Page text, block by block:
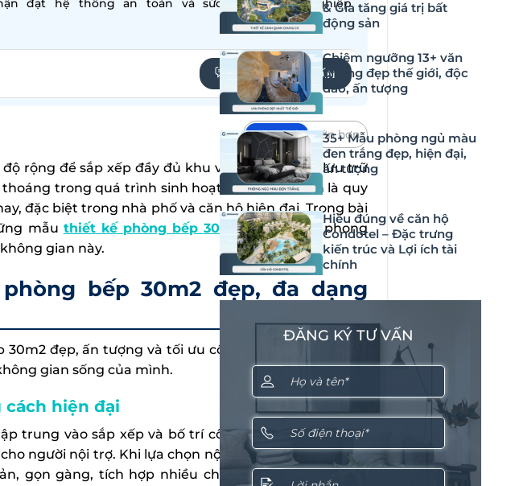
đạt hệ thống an toàn và sức khỏe nghề nghiệp
YÊU CẦU TƯ VẤN
Mặc định Lớn hơn
rộng để sắp xếp đầy đủ khu vực nấu nướng, lưu trữ
trong quá trình sinh hoạt. Đây được xem là quy
đặc biệt trong nhà phố và căn hộ hiện đại. Trong bài
mẫu thiết kế phòng bếp 30m2theo nhiều phong
gian này.
bếp 30m2 đẹp, đa dạng
đẹp, ấn tượng và tối ưu công năng, giúp bạn dễ
gian sống của mình.
cách hiện đại
trung vào sắp xếp và bố trí công năng nhằm mang
người nội trợ. Khi lựa chọn nội thất, bạn nên ưu tiên
gọn gàng, tích hợp nhiều chức năng để tạo nhiều
& Gia tăng giá trị bất
động sản
Chiêm ngưỡng 13+ văn
phòng đẹp thế giới, độc
đáo, ấn tượng
35+ Mẫu phòng ngủ màu
đen trắng đẹp, hiện đại,
ấn tượng
Hiểu đúng về căn hộ
Condotel – Đặc trưng
kiến trúc và Lợi ích tài
chính
ĐĂNG KÝ TƯ VẤN